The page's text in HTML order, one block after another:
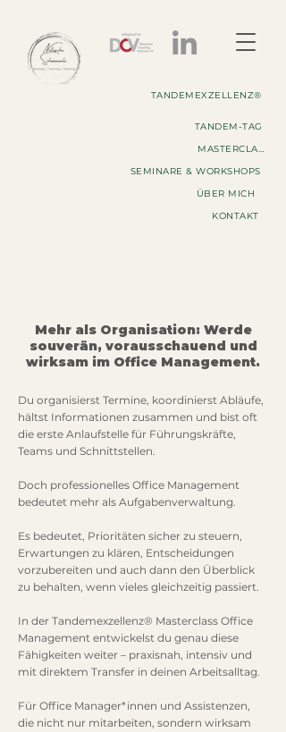
SEMINARE & WORKSHOPS
ÜBER MICH
KONTAKT
TANDEMEXZELLENZ®
TANDEM-TAG
MASTERCLASS
Mehr als Organisation: Werde
souverän, vorausschauend und
wirksam im Office Management.
Du organisierst Termine, koordinierst Abläufe,
hältst Informationen zusammen und bist oft
die erste Anlaufstelle für Führungskräfte,
Teams und Schnittstellen.
Doch professionelles Office Management
bedeutet mehr als Aufgabenverwaltung.
Es bedeutet, Prioritäten sicher zu steuern,
Erwartungen zu klären, Entscheidungen
vorzubereiten und auch dann den Überblick
zu behalten, wenn vieles gleichzeitig passiert.
In der Tandemexzellenz® Masterclass Office
Management entwickelst du genau diese
Fähigkeiten weiter – praxisnah, intensiv und
mit direktem Transfer in deinen Arbeitsalltag.
Für Office Manager*innen und Assistenzen,
die nicht nur mitarbeiten, sondern wirksam